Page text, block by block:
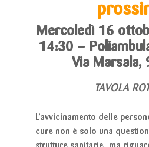
Mercoledì 16
14:30 –
Via Marsala,
TAVOLA
L’avvicinamento delle
cure non è solo una